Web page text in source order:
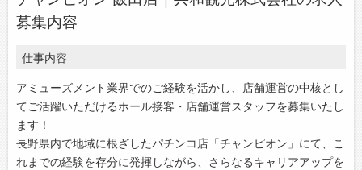
募集内容
仕事内容
アミューズメント業界でのご経験を活かし、店舗運営の中核とし
てご活躍いただけるホール接客・店舗運営スタッフを募集いたし
ます！
長野県内で地域に根ざしたパチンコ店「チャンピオン」にて、こ
れまでの経験を存分に発揮しながら、さらなるキャリアアップを